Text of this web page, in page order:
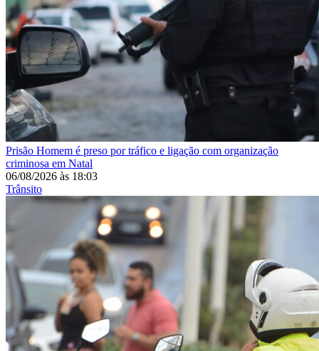
Prisão Homem é preso por tráfico e ligação com organização
criminosa em Natal
06/08/2026 às 18:03
Trânsito